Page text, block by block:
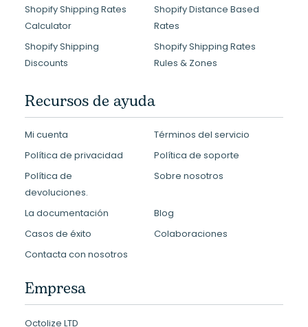
Shopify Shipping Rates
Calculator
Shopify Distance Based
Rates
Shopify Shipping
Discounts
Shopify Shipping Rates
Rules & Zones
Recursos de ayuda
Mi cuenta
Términos del servicio
Política de privacidad
Política de soporte
Política de
devoluciones.
Sobre nosotros
La documentación
Blog
Casos de éxito
Colaboraciones
Contacta con nosotros
Empresa
Octolize LTD